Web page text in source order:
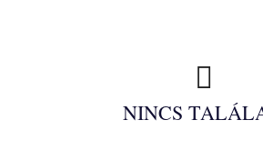
NINCS